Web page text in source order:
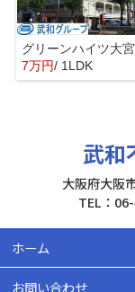
グリーンハイツ大宮
7万円/ 1LDK
武和
大阪府大阪
TEL：
ホーム
お問い合わせ